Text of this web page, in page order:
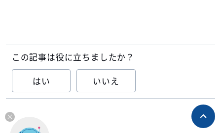
この記事は役に立ちましたか？
はい いいえ